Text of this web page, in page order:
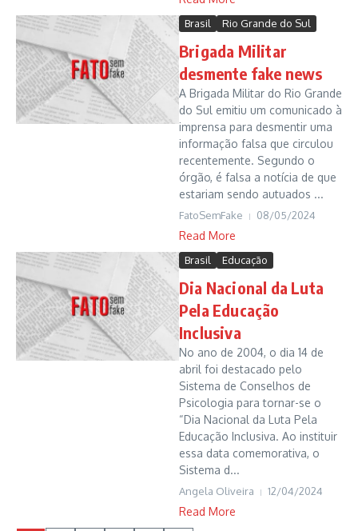
Brasil Rio Grande do Sul
Brigada Militar
desmente fake news
A Brigada Militar do Rio Grande
do Sul emitiu um comunicado à
imprensa para desmentir uma
informação falsa que circulou
recentemente. Segundo o
órgão, é falsa a notícia de que
estariam sendo autuados ...
FatoSemFake 08/05/2024
Read More
Brasil Educação
Dia Nacional da Luta
Pela Educação
Inclusiva
No ano de 2004, o dia 14 de
abril foi destacado pelo
Sistema de Conselhos de
Psicologia para tornar-se o
“Dia Nacional da Luta Pela
Educação Inclusiva. Ao instituir
essa data comemorativa, o
Sistema d...
Angela Oliveira 12/04/2024
Read More